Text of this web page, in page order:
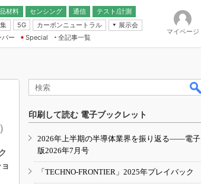
材料 センシング
通信
テスト/計測
5G カーボンニュートラル
展示会
・エッジコンピューティング
TECHNO-FRONTIER
人とくるま展
パー
Special
全記事一覧
マイページ
印刷して読む 電子ブックレット
2026年上半期の半導体業界を振り返る――電子
版2026年7月号
「TECHNO-FRONTIER」2025年プレイバック